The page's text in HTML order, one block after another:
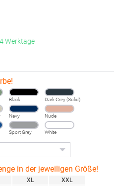
Werktage
Black Dark Grey (Solid)
Navy Nude
Sport Grey
(Heather)
White
in der jeweiligen Größe!
XL
XXL